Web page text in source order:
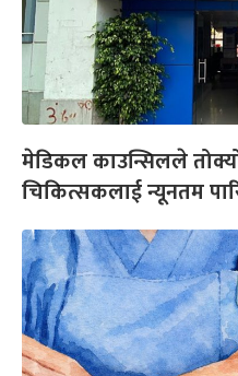
मेडिकल काउन्सिलले
चिकित्सकलाई न्यूनतम